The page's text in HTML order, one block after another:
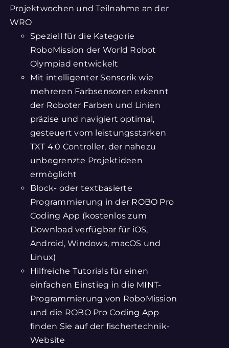
Projektwochen und Teilnahme an der
WRO
Speziell für die Kategorie
RoboMission der World Robot
Olympiad entwickelt
Mit intelligenter Sensorik wie
mehreren Farbsensoren erkennt
der Roboter Farben und Linien
präzise und navigiert optimal,
gesteuert vom leistungsstarken
TXT 4.0 Controller, der nahezu
unbegrenzte Projektideen
ermöglicht
Block- oder textbasierte
Programmierung in der ROBO Pro
Coding App (kostenlos zum
Download verfügbar für iOS,
Android, Windows, macOS und
Linux)
Hilfreiche Tutorials für einen
einfachen Einstieg in die MINT-
Programmierung von RoboMission
und die ROBO Pro Coding App
finden Sie auf der fischertechnik-
Website